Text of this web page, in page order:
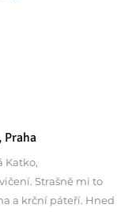
Praha
Katko,
Strašně mi to
a krční páteří. Hned